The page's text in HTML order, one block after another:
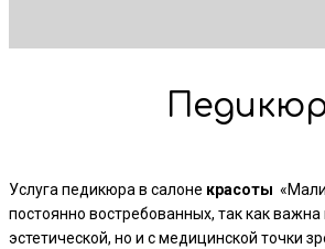
Услуга педикюра в салоне красоты
постоянно востребованных, так как важна
эстетической, но и с медицинской точки